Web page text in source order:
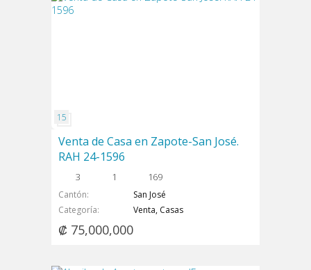
Venta de Casa en Zapote-San José.
RAH 24-1596
3 1 169
Cantón
San José
Categoría
Venta, Casas
₡ 75,000,000